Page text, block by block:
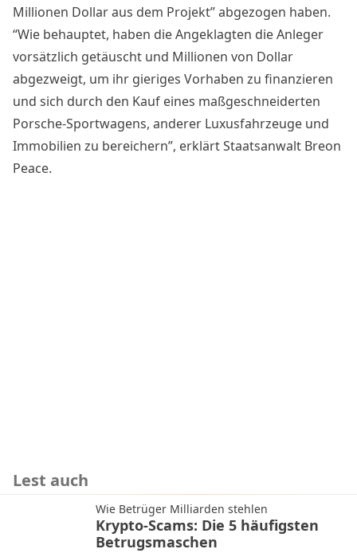
Millionen Dollar aus dem Projekt” abgezogen haben.
“Wie behauptet, haben die Angeklagten die Anleger
vorsätzlich getäuscht und Millionen von Dollar
abgezweigt, um ihr gieriges Vorhaben zu finanzieren
und sich durch den Kauf eines maßgeschneiderten
Porsche-Sportwagens, anderer Luxusfahrzeuge und
Immobilien zu bereichern”, erklärt Staatsanwalt Breon
Peace.
Lest auch
Wie Betrüger Milliarden stehlen
Krypto-Scams: Die 5 häufigsten
Betrugsmaschen